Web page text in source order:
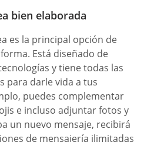
bien elaborada
es la principal opción de
Está diseñado de
y tiene todas las
para darle vida a tus
puedes complementar
e incluso adjuntar fotos y
un nuevo mensaje, recibirá
de mensajería ilimitadas